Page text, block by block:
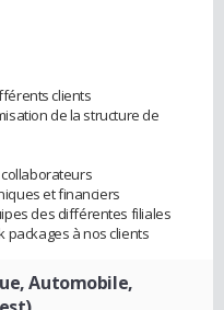
clients
de la structure de
et financiers
des différentes filiales
packages à nos clients
Automobile,